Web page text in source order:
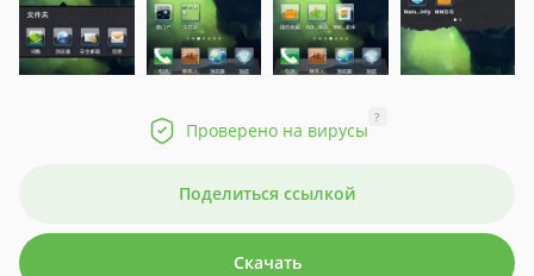
Проверено на вирусы
?
Поделиться ссылкой
Скачать